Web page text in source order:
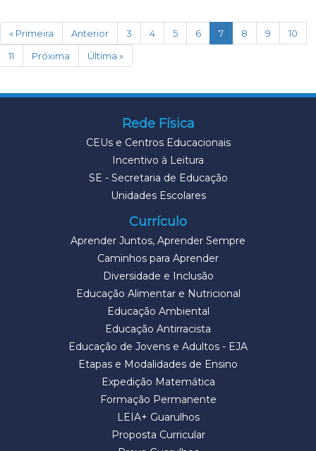
« Primeira Anterior 3 4 5 6 7(current)
8 9
10
11
Próxima Última »
Rede Física
CEUs e Centros Educacionais
Incentivo à Leitura
SE - Secretaria de Educação
Unidades Escolares
Currículo
Aprender Juntos, Aprender Sempre
Caminhos para Aprender
Diversidade e Inclusão
Educação Alimentar e Nutricional
Educação Ambiental
Educação Antirracista
Educação de Jovens e Adultos - EJA
Etapas e Modalidades de Ensino
Expedição Matemática
Formação Permanente
LEIA+ Guarulhos
Proposta Curricular